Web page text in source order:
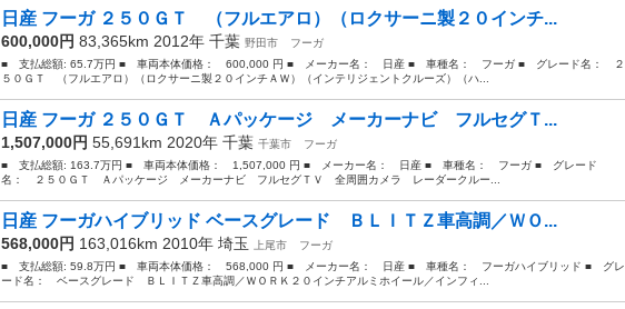
日産 フーガ ２５０ＧＴ （フルエアロ）（ロクサーニ製２０インチ...
600,000円 83,365km 2012年 千葉 野田市
フーガ
■ 支払総額: 65.7万円 ■ 車両本体価格： 600,000 円 ■ メーカー名： 日産 ■ 車種名： フーガ ■ グレード名： ２
５０ＧＴ （フルエアロ）（ロクサーニ製２０インチＡＷ）（インテリジェントクルーズ）（ハ...
日産 フーガ ２５０ＧＴ Ａパッケージ メーカーナビ フルセグＴ...
1,507,000円 55,691km 2020年 千葉 千葉市
フーガ
■ 支払総額: 163.7万円 ■ 車両本体価格： 1,507,000 円 ■ メーカー名： 日産 ■ 車種名： フーガ ■ グレード
名： ２５０ＧＴ Ａパッケージ メーカーナビ フルセグＴＶ 全周囲カメラ レーダークルー...
日産 フーガハイブリッド ベースグレード ＢＬＩＴＺ車高調／ＷＯ...
568,000円 163,016km 2010年 埼玉 上尾市
フーガ
■ 支払総額: 59.8万円 ■ 車両本体価格： 568,000 円 ■ メーカー名： 日産 ■ 車種名： フーガハイブリッド ■ グレ
ード名： ベースグレード ＢＬＩＴＺ車高調／ＷＯＲＫ２０インチアルミホイール／インフィ...